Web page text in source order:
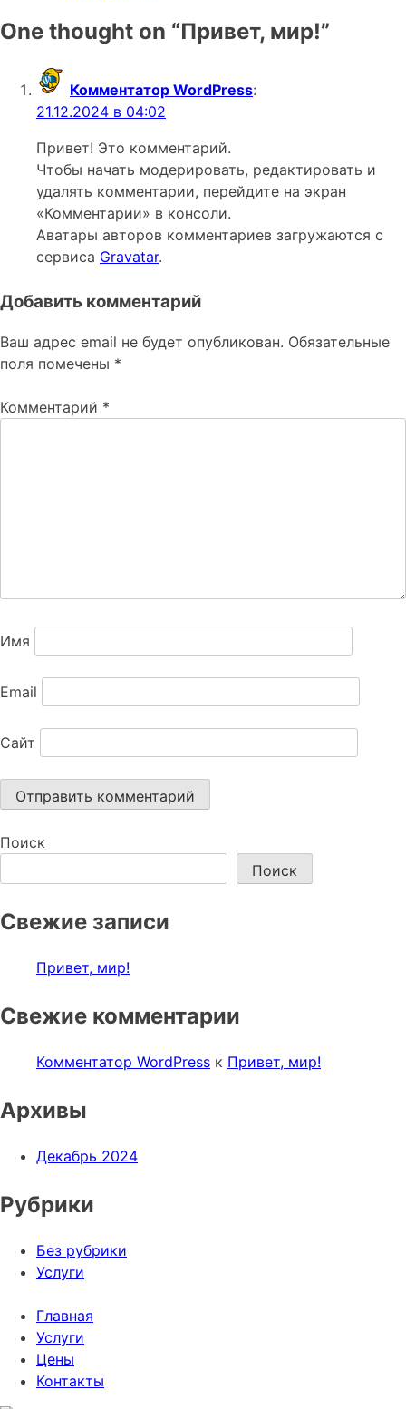
One thought on “Привет, мир!”
Комментатор WordPress:
21.12.2024 в 04:02
Привет! Это комментарий.
Чтобы начать модерировать, редактировать и
удалять комментарии, перейдите на экран
«Комментарии» в консоли.
Аватары авторов комментариев загружаются с
сервиса Gravatar.
Добавить комментарий
Ваш адрес email не будет опубликован. Обязательные
поля помечены *
Комментарий *
Имя
Email
Сайт
Поиск
Поиск
Свежие записи
Привет, мир!
Свежие комментарии
Комментатор WordPress к Привет, мир!
Архивы
Декабрь 2024
Рубрики
Без рубрики
Услуги
Главная
Услуги
Цены
Контакты